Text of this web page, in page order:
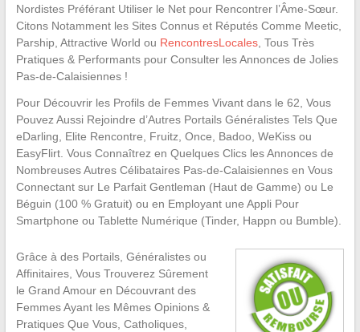
Nordistes Préférant Utiliser le Net pour Rencontrer l’Âme-Sœur.
Citons Notamment les Sites Connus et Réputés Comme Meetic,
Parship, Attractive World ou RencontresLocales, Tous Très
Pratiques & Performants pour Consulter les Annonces de Jolies
Pas-de-Calaisiennes !
Pour Découvrir les Profils de Femmes Vivant dans le 62, Vous
Pouvez Aussi Rejoindre d’Autres Portails Généralistes Tels Que
eDarling, Elite Rencontre, Fruitz, Once, Badoo, WeKiss ou
EasyFlirt. Vous Connaîtrez en Quelques Clics les Annonces de
Nombreuses Autres Célibataires Pas-de-Calaisiennes en Vous
Connectant sur Le Parfait Gentleman (Haut de Gamme) ou Le
Béguin (100 % Gratuit) ou en Employant une Appli Pour
Smartphone ou Tablette Numérique (Tinder, Happn ou Bumble).
Grâce à des Portails, Généralistes ou
Affinitaires, Vous Trouverez Sûrement
le Grand Amour en Découvrant des
Femmes Ayant les Mêmes Opinions &
Pratiques Que Vous, Catholiques,